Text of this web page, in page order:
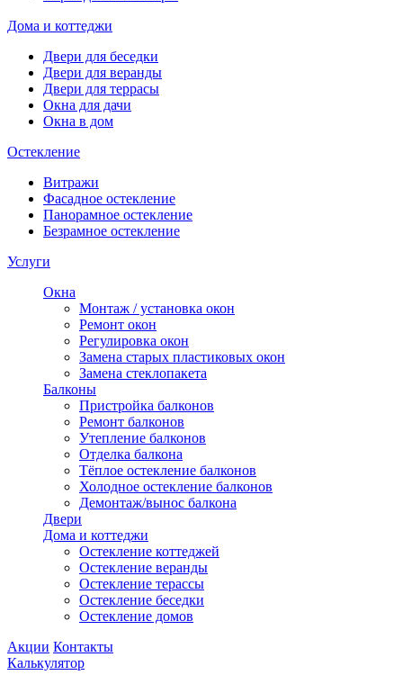
Дома и коттеджи
Двери для беседки
Двери для веранды
Двери для террасы
Окна для дачи
Окна в дом
Остекление
Витражи
Фасадное остекление
Панорамное остекление
Безрамное остекление
Услуги
Окна
Монтаж / установка окон
Ремонт окон
Регулировка окон
Замена старых пластиковых окон
Замена стеклопакета
Балконы
Пристройка балконов
Ремонт балконов
Утепление балконов
Отделка балкона
Тёплое остекление балконов
Холодное остекление балконов
Демонтаж/вынос балкона
Двери
Дома и коттеджи
Остекление коттеджей
Остекление веранды
Остекление терассы
Остекление беседки
Остекление домов
Акции Контакты
Калькулятор